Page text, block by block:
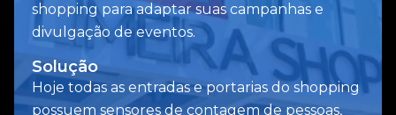
shopping para adaptar suas campanhas e
divulgação de eventos.
Solução
Hoje todas as entradas e portarias do shopping
possuem sensores de contagem de pessoas,